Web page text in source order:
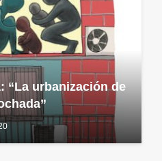
“La urbanización de